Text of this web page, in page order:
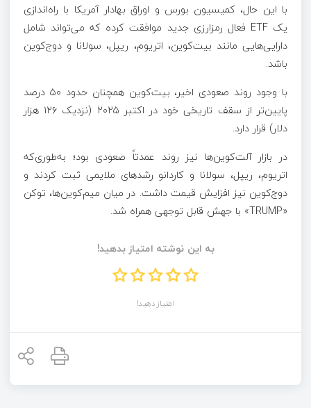
با این حال، کمیسیون بورس و اوراق بهادار آمریکا با راه‌اندازی
یک ETF فعال رمزارزی جدید موافقت کرده که می‌تواند شامل
دارایی‌هایی مانند بیت‌کوین، اتریوم، ریپل، سولانا و دوج‌کوین
باشد.
با وجود روند صعودی اخیر، بیت‌کوین همچنان حدود ۵۰ درصد
پایین‌تر از سقف تاریخی خود در اکتبر ۲۰۲۵ (نزدیک ۱۲۶ هزار
دلار) قرار دارد.
در بازار آلت‌کوین‌ها نیز روند عمدتاً صعودی بود؛ به‌طوری‌که
اتریوم، ریپل، سولانا و کاردانو رشد‌های ملایمی ثبت کردند و
دوج‌کوین نیز افزایش قیمت داشت. در میان میم‌کوین‌ها، توکن
«TRUMP» با جهش قابل توجهی همراه شد.
به این نوشته امتیاز بدهید!
امتیاز دهید!